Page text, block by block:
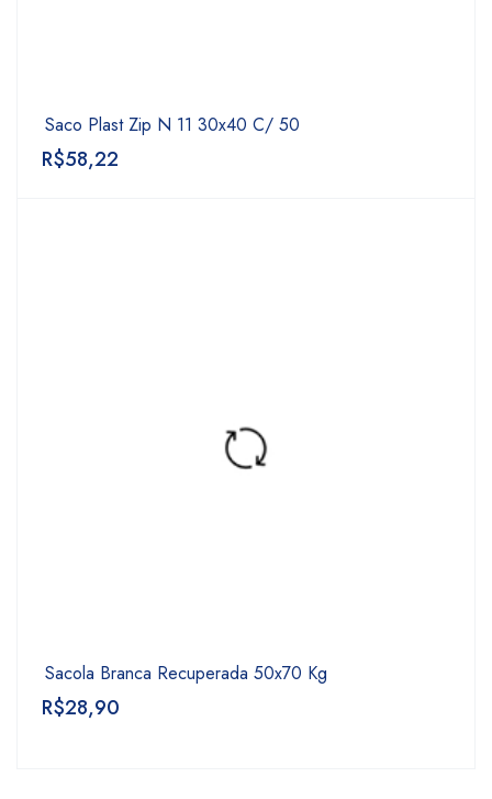
Saco Plast Zip N 11 30x40 C/ 50
R$58,22
Sacola Branca Recuperada 50x70 Kg
R$28,90